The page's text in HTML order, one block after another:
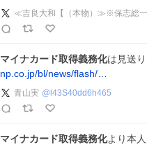
≪吉良大和【（本物）≫※保志総一
マイナカード取得義務化は見送
np.co.jp/bl/news/flash/…
青山実 @ l43S40dd6h465
マイナカード取得義務化より本